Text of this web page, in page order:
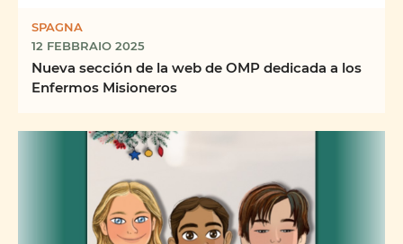
SPAGNA
12 FEBBRAIO 2025
Nueva sección de la web de OMP dedicada a los
Enfermos Misioneros